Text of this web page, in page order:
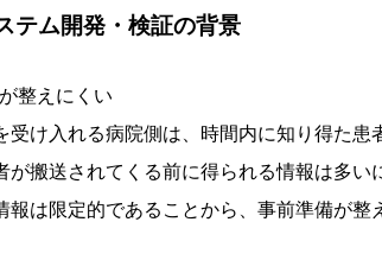
テム開発・検証の背景
整えにくい
け入れる病院側は、時間内に知り得た患
搬送されてくる前に得られる情報は多い
は限定的であることから、事前準備が整